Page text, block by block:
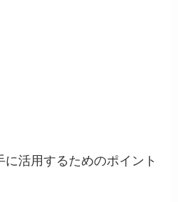
活用するためのポイント